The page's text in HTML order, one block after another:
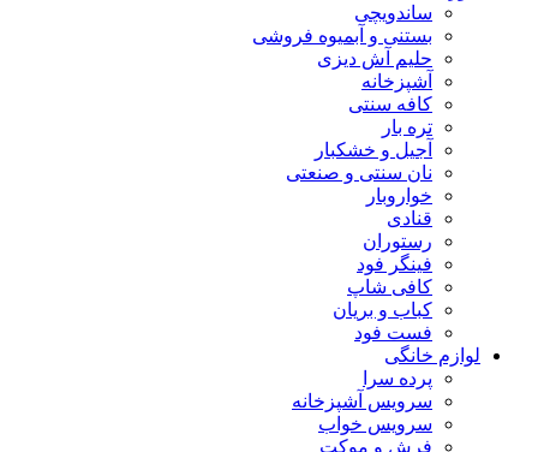
ساندویچی
بستنی و آبمیوه فروشی
حلیم آش دیزی
آشپزخانه
کافه سنتی
تره بار
آجیل و خشکبار
نان سنتی و صنعتی
خواروبار
قنادی
رستوران
فینگر فود
کافی شاپ
کباب و بریان
فست فود
لوازم خانگی
پرده سرا
سرویس آشپزخانه
سرویس خواب
فرش و موکت